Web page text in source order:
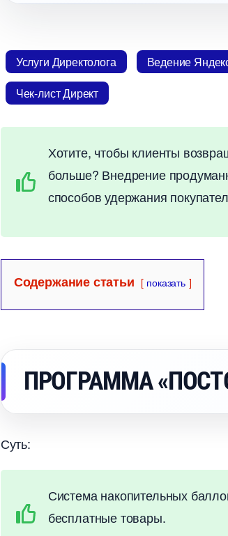
Услуги Директолога едение
Чек-лист Директ
Хотите, чтобы клиенты
ольше? Внедрение
способов удержания
Содержание статьи показать
ПРОГРАММА
Суть:
Система накопительных
есплатные товары.